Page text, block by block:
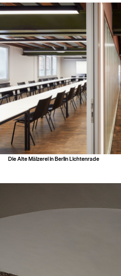
Die Alte Mälzerei in Berlin Lichtenrade